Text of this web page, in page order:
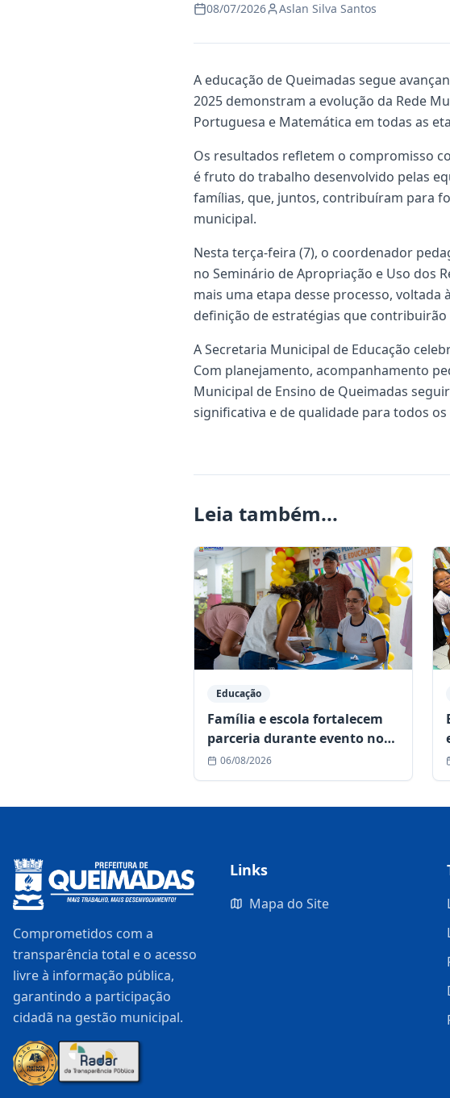
08/07/2026 Aslan Silva Santos
A educação de Queimadas segue
2025 demonstram a evolução da Rede
Portuguesa e Matemática em todas as
Os resultados refletem o compromisso
é fruto do trabalho desenvolvido pelas
famílias, que, juntos, contribuíram para
municipal.
Nesta terça-feira (7), o coordenador
no Seminário de Apropriação e Uso dos
mais uma etapa desse processo,
definição de estratégias que
A Secretaria Municipal de Educação
Com planejamento, acompanhamento
Municipal de Ensino de Queimadas
significativa e de qualidade para todos
Leia também...
Educação
Família e escola fortalecem
parceria durante evento no
Colégio Municipal Sônia
Maria
06/08/2026
Comprometidos com a
transparência total e o acesso
livre à informação pública,
garantindo a participação
cidadã na gestão municipal.
Links
Mapa do Site